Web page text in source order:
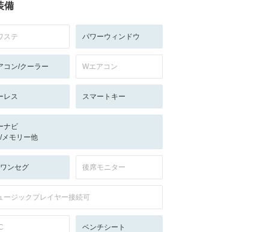
備
ステ パワーウィンドウ
コン/クーラー Wエアコン
レス スマートキー
ナビ
メモリー他
ンセグ 後席モニター
ージックプレイヤー接続可
ベンチシート